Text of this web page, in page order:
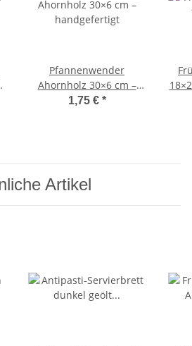
Pfannenwender
Ahornholz 30×6 cm –
handgefertigt
1,75 € *
Artikel